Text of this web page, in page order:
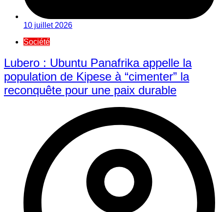
10 juillet 2026
Société
Lubero : Ubuntu Panafrika appelle la
population de Kipese à “cimenter” la
reconquête pour une paix durable